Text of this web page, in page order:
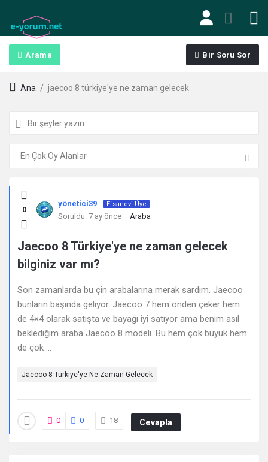
Arama Bir Soru Sor
Ana / jaecoo 8 türkiye'ye ne zaman gelecek
Kullanıcı
Yorumları
ve
Deneyimleri
En
sonuncu
Sorular
0
yönetici39 Efsanevi Üye
Soruldu: 7 ay önce Araba
Jaecoo 8 Türkiye'ye ne zaman gelecek
bilginiz var mı?
Son zamanlarda bu çin arabalarına merak sardım. Jaecoo
bunların başında geliyor. Jaecoo 7 hem önden çeker hem
de 4×4 olarak satışta ve bayağı iyi satıyor ama benim asıl
beklediğim araba Jaecoo 8 modeli. Bu hem çok büyük hem
de çok ...
Jaecoo 8 Türkiye'ye Ne Zaman Gelecek
0 0 18 Cevapla